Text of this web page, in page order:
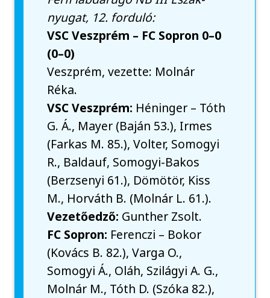
nyugat, 12. forduló:
VSC Veszprém – FC Sopron 0–0
(0–0)
Veszprém, vezette: Molnár
Réka.
VSC Veszprém: Héninger – Tóth
G. Á., Mayer (Baján 53.), Irmes
(Farkas M. 85.), Volter, Somogyi
R., Baldauf, Somogyi-Bakos
(Berzsenyi 61.), Dömötör, Kiss
M., Horváth B. (Molnár L. 61.).
Vezetőedző: Gunther Zsolt.
​​​​​​​FC Sopron: Ferenczi – Bokor
(Kovács B. 82.), Varga O.,
Somogyi Á., Oláh, Szilágyi A. G.,
Molnár M., Tóth D. (Szóka 82.),